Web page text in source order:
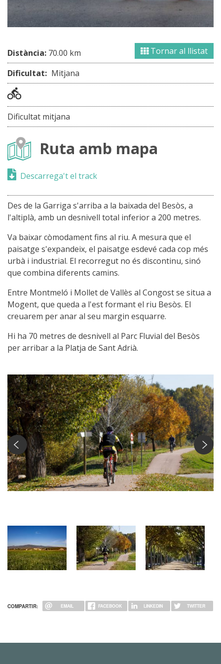
Tornar al llistat
Distància: 70.00 km
Dificultat: Mitjana
Dificultat mitjana
Ruta amb mapa
Descarrega't el track
Des de la Garriga s'arriba a la baixada del Besòs, a
l'altiplà, amb un desnivell total inferior a 200 metres.
Va baixar còmodament fins al riu. A mesura que el
paisatge s'expandeix, el paisatge esdevé cada cop més
urbà i industrial. El recorregut no és discontinu, sinó
que combina diferents camins.
Entre Montmeló i Mollet de Vallès al Congost se situa a
Mogent, que queda a l'est formant el riu Besòs. El
creuarem per anar al seu margin esquarre.
Hi ha 70 metres de desnivell al Parc Fluvial del Besòs
per arribar a la Platja de Sant Adrià.
COMPARTIR: EMAIL FACEBOOK LINKEDIN TWITTER